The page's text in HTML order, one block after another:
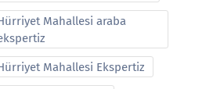
Mahallesi araba
Mahallesi Ekspertiz